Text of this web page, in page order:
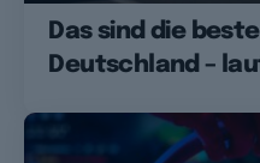
Das sind die
Deutschland –